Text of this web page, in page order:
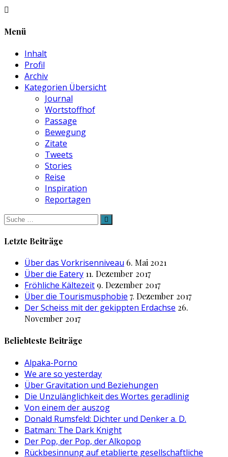
Menü
Inhalt
Profil
Archiv
Kategorien Übersicht
Journal
Wortstoffhof
Passage
Bewegung
Zitate
Tweets
Stories
Reise
Inspiration
Reportagen
Suche
nach:
Letzte Beiträge
Über das Vorkrisenniveau 6. Mai 2021
Über die Eatery 11. Dezember 2017
Fröhliche Kältezeit 9. Dezember 2017
Über die Tourismusphobie 7. Dezember 2017
Der Scheiss mit der gekippten Erdachse 26.
November 2017
Beliebteste Beiträge
Alpaka-Porno
We are so yesterday
Über Gravitation und Beziehungen
Die Unzulänglichkeit des Wortes geradlinig
Von einem der auszog
Donald Rumsfeld: Dichter und Denker a. D.
Batman: The Dark Knight
Der Pop, der Pop, der Alkopop
Rückbesinnung auf etablierte gesellschaftliche